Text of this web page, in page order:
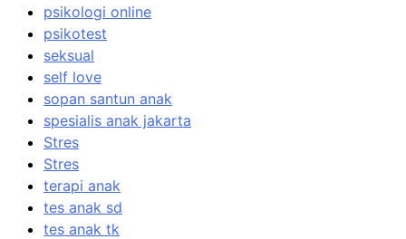
psikologi online
psikotest
seksual
self love
sopan santun anak
spesialis anak jakarta
Stres
Stres
terapi anak
tes anak sd
tes anak tk